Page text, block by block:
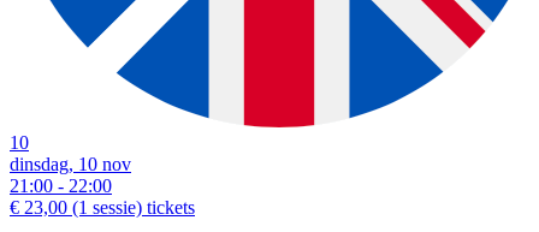
10
dinsdag, 10 nov
21:00 - 22:00
€ 23,00 (1 sessie) tickets